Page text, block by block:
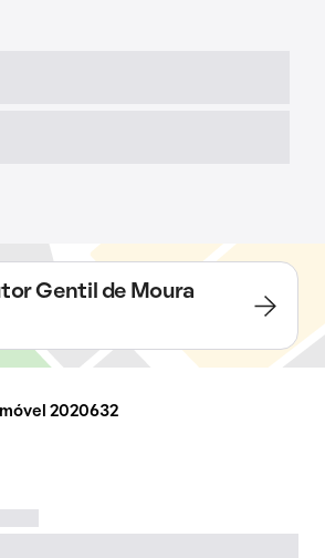
Gentil de Moura
Imóvel 2020632